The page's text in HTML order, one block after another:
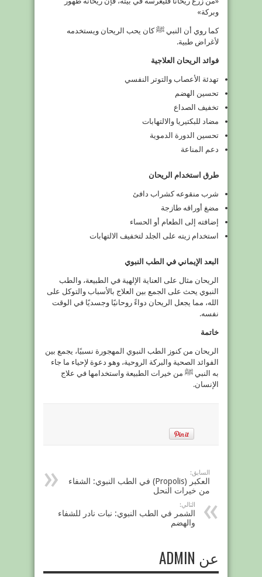
وبركة»
كما روي أن النبي ﷺ كان يحب الريحان ويستخدمه
لأغراض طبية.
فوائد الريحان العلاجية
تهدئة الأعصاب والتوتر النفسي
تحسين الهضم
تخفيف الصداع
مضاد للبكتيريا والالتهابات
تحسين الدورة الدموية
دعم المناعة
طرق استخدام الريحان
شرب منقوعه كشراب دافئ
مضغ أوراقه طازجة
إضافته إلى الطعام أو الحساء
استخدام زيته على الجلد لتخفيف الالتهابات
البعد الإيماني في الطب النبوي
الريحان مثال على العناية الإلهية في الطبيعة، والطب
النبوي يحث على الجمع بين العلاج بالأسباب والتوكل على
الله، مما يجعل الريحان دواءً روحانيًا وجسديًا في الوقت
نفسه.
خاتمة
الريحان من كنوز الطب النبوي المهجورة نسبيًا، يجمع بين
الفوائد الصحية والبركة الروحية، وهو دعوة لإحياء ما جاء
به النبي ﷺ من خيرات الطبيعة واستخدامها في علاج
الإنسان.
السابق:
العكبر (Propolis) في الطب النبوي: الشفاء
من خيرات النحل
التالي:
الشمر في الطب النبوي: نبات نادر للشفاء
والهضم
عن ADMIN